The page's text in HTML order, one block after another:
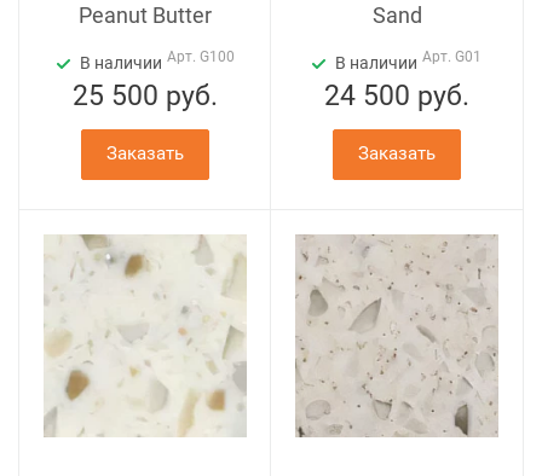
Peanut Butter
В наличии Арт. G100
25 500 руб.
Заказать
Sand
В наличии Арт. G01
24 500 руб.
Заказать